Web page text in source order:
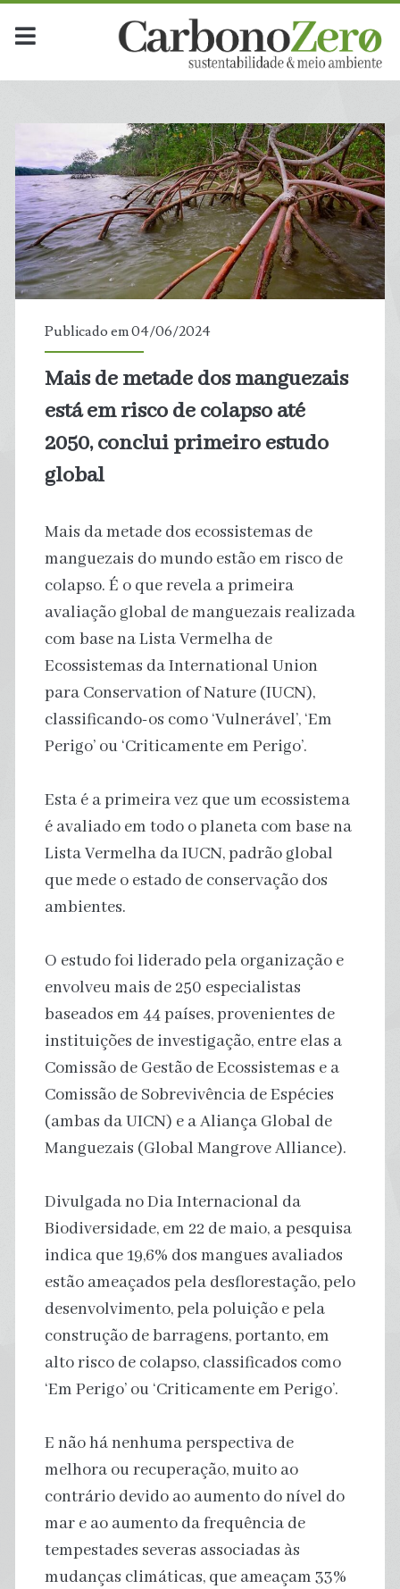
Publicado em 04/06/2024
Mais de metade dos manguezais
está em risco de colapso até
2050, conclui primeiro estudo
global
Mais da metade dos ecossistemas de
manguezais do mundo estão em risco de
colapso. É o que revela a primeira
avaliação global de manguezais realizada
com base na Lista Vermelha de
Ecossistemas da International Union
para Conservation of Nature (IUCN),
classificando-os como ‘Vulnerável’, ‘Em
Perigo’ ou ‘Criticamente em Perigo’.
Esta é a primeira vez que um ecossistema
é avaliado em todo o planeta com base na
Lista Vermelha da IUCN, padrão global
que mede o estado de conservação dos
ambientes.
O estudo foi liderado pela organização e
envolveu mais de 250 especialistas
baseados em 44 países, provenientes de
instituições de investigação, entre elas a
Comissão de Gestão de Ecossistemas e a
Comissão de Sobrevivência de Espécies
(ambas da UICN) e a Aliança Global de
Manguezais (Global Mangrove Alliance).
Divulgada no Dia Internacional da
Biodiversidade, em 22 de maio, a pesquisa
indica que 19,6% dos mangues avaliados
estão ameaçados pela desflorestação, pelo
desenvolvimento, pela poluição e pela
construção de barragens, portanto, em
alto risco de colapso, classificados como
‘Em Perigo’ ou ‘Criticamente em Perigo’.
E não há nenhuma perspectiva de
melhora ou recuperação, muito ao
contrário devido ao aumento do nível do
mar e ao aumento da frequência de
tempestades severas associadas às
mudanças climáticas, que ameaçam 33%